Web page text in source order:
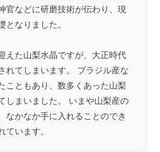
官などに研磨技術が伝わり、現
となりました。
えた山梨水晶ですが、大正時代
れてしまいます。 ブラジル産な
こともあり、数多くあった山梨
しまいました。 いまや山梨産の
なかなか手に入れることのでき
ています。